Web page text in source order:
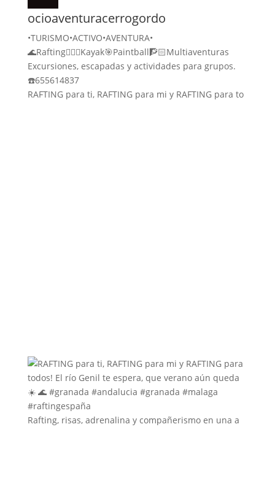
ocioaventuracerrogordo
•TURISMO•ACTIVO•AVENTURA•
🌊Rafting🚣🏻‍♀️Kayak🎯Paintball🧗🏻Multiaventuras
Excursiones, escapadas y actividades para grupos.
☎️655614837
RAFTING para ti, RAFTING para mi y RAFTING para to
Rafting, risas, adrenalina y compañerismo en una a